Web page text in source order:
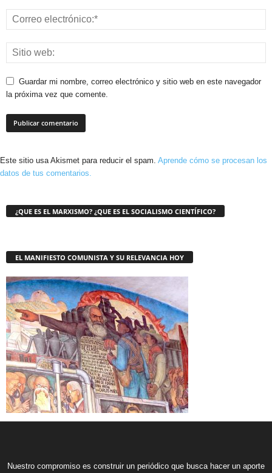
Guardar mi nombre, correo electrónico y sitio web en este navegador
la próxima vez que comente.
Este sitio usa Akismet para reducir el spam. Aprende cómo se procesan los
datos de tus comentarios.
¿QUE ES EL MARXISMO? ¿QUE ES EL SOCIALISMO CIENTÍFICO?
EL MANIFIESTO COMUNISTA Y SU RELEVANCIA HOY
Nuestro compromiso es construir un periódico que busca hacer un aporte